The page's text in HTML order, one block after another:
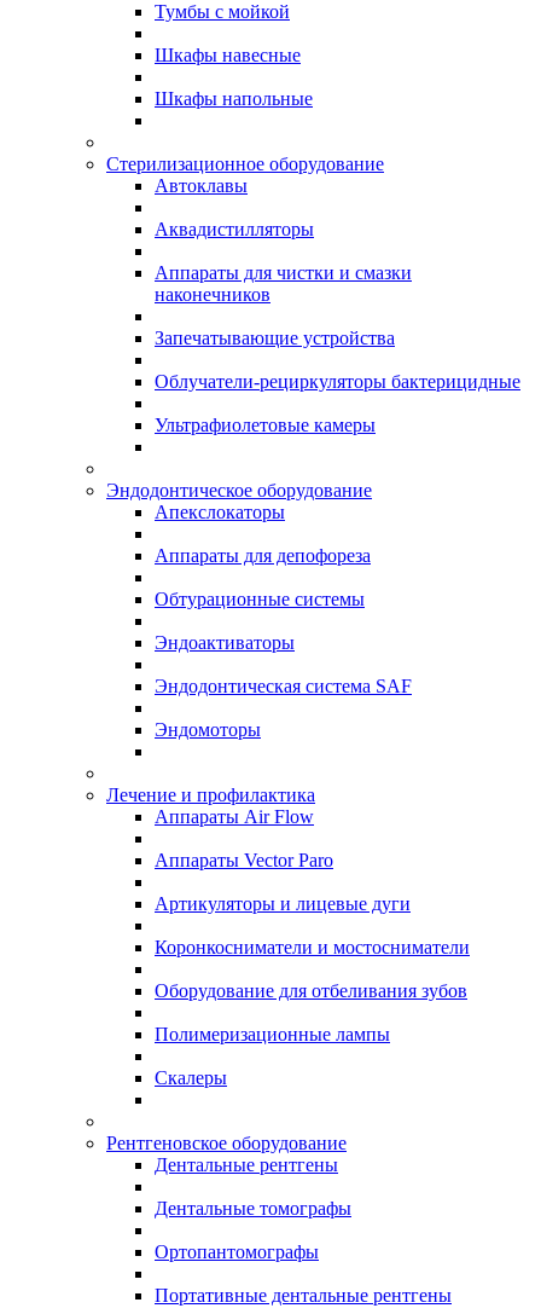
Тумбы с мойкой
Шкафы навесные
Шкафы напольные
Стерилизационное оборудование
Автоклавы
Аквадистилляторы
Аппараты для чистки и смазки
наконечников
Запечатывающие устройства
Облучатели-рециркуляторы бактерицидные
Ультрафиолетовые камеры
Эндодонтическое оборудование
Апекслокаторы
Аппараты для депофореза
Обтурационные системы
Эндоактиваторы
Эндодонтическая система SAF
Эндомоторы
Лечение и профилактика
Аппараты Air Flow
Аппараты Vector Paro
Артикуляторы и лицевые дуги
Коронкосниматели и мостосниматели
Оборудование для отбеливания зубов
Полимеризационные лампы
Скалеры
Рентгеновское оборудование
Дентальные рентгены
Дентальные томографы
Ортопантомографы
Портативные дентальные рентгены